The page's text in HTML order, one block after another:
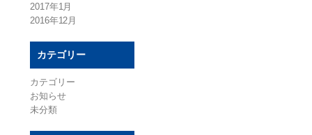
2017年1月
2016年12月
カテゴリー
カテゴリー
お知らせ
未分類